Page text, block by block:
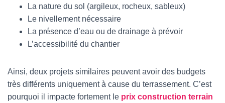
La nature du sol (argileux, rocheux, sableux)
Le nivellement nécessaire
La présence d’eau ou de drainage à prévoir
L’accessibilité du chantier
Ainsi, deux projets similaires peuvent avoir des budgets
très différents uniquement à cause du terrassement. C’est
pourquoi il impacte fortement le prix construction terrain